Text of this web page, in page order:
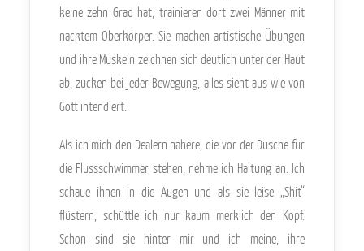
keine zehn Grad hat, trainieren dort zwei Männer mit
nacktem Oberkörper. Sie machen artistische Übungen
und ihre Muskeln zeichnen sich deutlich unter der Haut
ab, zucken bei jeder Bewegung, alles sieht aus wie von
Gott intendiert.
Als ich mich den Dealern nähere, die vor der Dusche für
die Flussschwimmer stehen, nehme ich Haltung an. Ich
schaue ihnen in die Augen und als sie leise „Shit“
flüstern, schüttle ich nur kaum merklich den Kopf.
Schon sind sie hinter mir und ich meine, ihre